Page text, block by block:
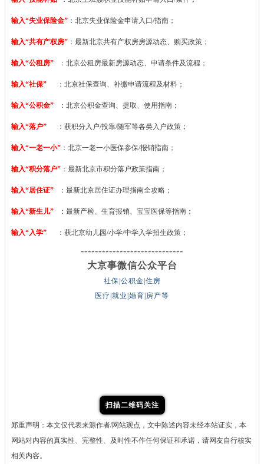
输入“失业保险金” ：北京失业保险金申请入口/指南；
输入“共有产权房” ：最新北京共有产权房房源动态、购买政策；
输入“公租房” ：北京公租房最新房源动态、申请条件及流程；
输入“社保” ：北京社保查询、补缴申请流程及材料；
输入“公积金” ：北京公积金查询、提取、使用指南；
输入“落户” ：获积分入户/投靠/随军等各类入户政策；
输入“一老一小” ：北京一老一小医保参保/报销指南；
输入“积分落户” ：最新北京市积分落户政策指南；
输入“居住证” ：最新北京居住证办理指南全攻略；
输入“新生儿” ：最新产检、生育报销、宝宝医保等指南；
输入“入学” ：获北京幼儿园/小学/中学入学招生政策；
-----------------------------
大京事微信公众平台
社保|公积金|住房
医疗|就业|婚育|房产等
扫描二维码关注
郑重声明：本文仅代表来源作者/网站观点，文中陈述内容未经本站证实，本
网站对内容的真实性、完整性、及时性不作任何保证和承诺，请网友自行核实
相关内容。